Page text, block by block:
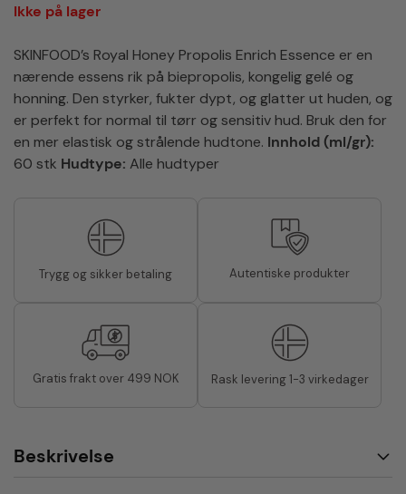
Ikke på lager
SKINFOOD’s Royal Honey Propolis Enrich Essence er en
nærende essens rik på biepropolis, kongelig gelé og
honning. Den styrker, fukter dypt, og glatter ut huden, og
er perfekt for normal til tørr og sensitiv hud. Bruk den for
en mer elastisk og strålende hudtone. Innhold (ml/gr):
60 stk Hudtype: Alle hudtyper
Trygg og sikker betaling Autentiske produkter
Gratis frakt over 499 NOK Rask levering 1-3 virkedager
Beskrivelse